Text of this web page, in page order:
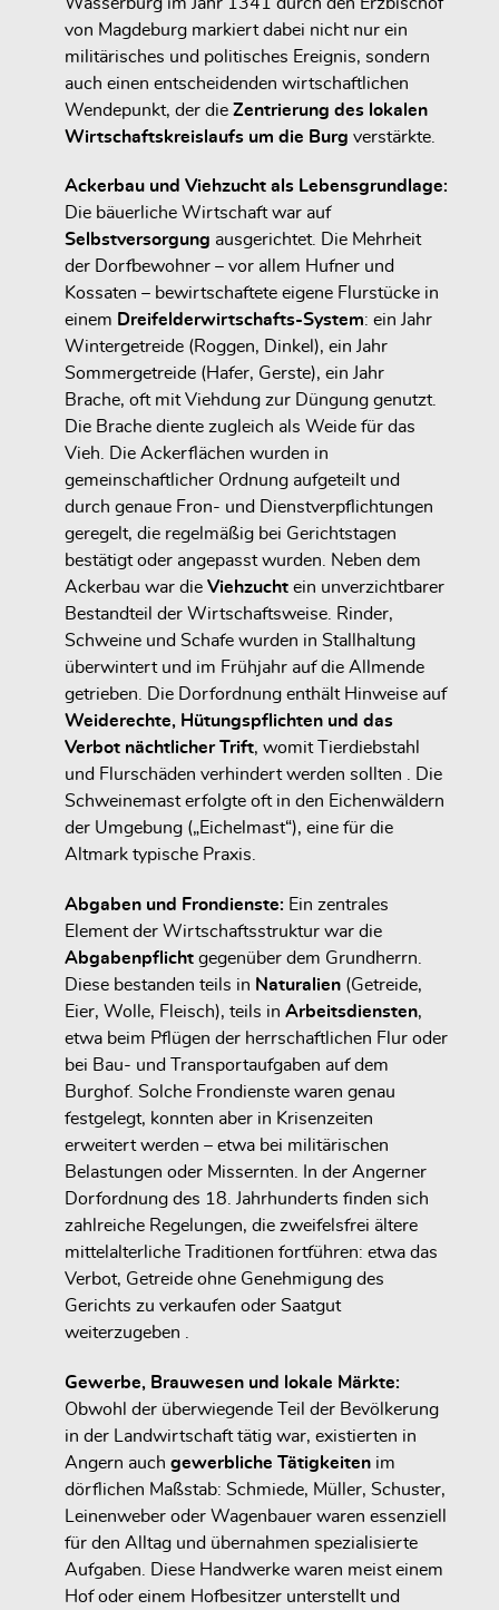
von Magdeburg markiert dabei nicht nur ein
militärisches und politisches Ereignis, sondern
auch einen entscheidenden wirtschaftlichen
Wendepunkt, der die Zentrierung des lokalen
Wirtschaftskreislaufs um die Burg verstärkte.
Ackerbau und Viehzucht als Lebensgrundlage:
Die bäuerliche Wirtschaft war auf
Selbstversorgung ausgerichtet. Die Mehrheit
der Dorfbewohner – vor allem Hufner und
Kossaten – bewirtschaftete eigene Flurstücke in
einem Dreifelderwirtschafts-System: ein Jahr
Wintergetreide (Roggen, Dinkel), ein Jahr
Sommergetreide (Hafer, Gerste), ein Jahr
Brache, oft mit Viehdung zur Düngung genutzt.
Die Brache diente zugleich als Weide für das
Vieh. Die Ackerflächen wurden in
gemeinschaftlicher Ordnung aufgeteilt und
durch genaue Fron- und Dienstverpflichtungen
geregelt, die regelmäßig bei Gerichtstagen
bestätigt oder angepasst wurden. Neben dem
Ackerbau war die Viehzucht ein unverzichtbarer
Bestandteil der Wirtschaftsweise. Rinder,
Schweine und Schafe wurden in Stallhaltung
überwintert und im Frühjahr auf die Allmende
getrieben. Die Dorfordnung enthält Hinweise auf
Weiderechte, Hütungspflichten und das
Verbot nächtlicher Trift, womit Tierdiebstahl
und Flurschäden verhindert werden sollten . Die
Schweinemast erfolgte oft in den Eichenwäldern
der Umgebung („Eichelmast“), eine für die
Altmark typische Praxis.
Abgaben und Frondienste: Ein zentrales
Element der Wirtschaftsstruktur war die
Abgabenpflicht gegenüber dem Grundherrn.
Diese bestanden teils in Naturalien (Getreide,
Eier, Wolle, Fleisch), teils in Arbeitsdiensten,
etwa beim Pflügen der herrschaftlichen Flur oder
bei Bau- und Transportaufgaben auf dem
Burghof. Solche Frondienste waren genau
festgelegt, konnten aber in Krisenzeiten
erweitert werden – etwa bei militärischen
Belastungen oder Missernten. In der Angerner
Dorfordnung des 18. Jahrhunderts finden sich
zahlreiche Regelungen, die zweifelsfrei ältere
mittelalterliche Traditionen fortführen: etwa das
Verbot, Getreide ohne Genehmigung des
Gerichts zu verkaufen oder Saatgut
weiterzugeben .
Gewerbe, Brauwesen und lokale Märkte:
Obwohl der überwiegende Teil der Bevölkerung
in der Landwirtschaft tätig war, existierten in
Angern auch gewerbliche Tätigkeiten im
dörflichen Maßstab: Schmiede, Müller, Schuster,
Leinenweber oder Wagenbauer waren essenziell
für den Alltag und übernahmen spezialisierte
Aufgaben. Diese Handwerke waren meist einem
Hof oder einem Hofbesitzer unterstellt und